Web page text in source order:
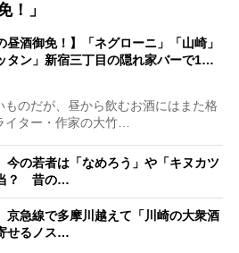
！」
昼酒御免！】「ネグローニ」「山崎」
タン」新宿三丁目の隠れ家バーで1…
のだが、昼から飲むお酒にはまた格
ター・作家の大竹…
今の若者は「なめろう」や「キヌカツ
当？ 昔の…
京急線で多摩川越えて「川崎の大衆酒
せるノス…